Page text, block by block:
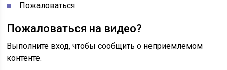
Пожаловаться
Пожаловаться на видео?
Выполните вход, чтобы сообщить о неприемлемом
контенте.